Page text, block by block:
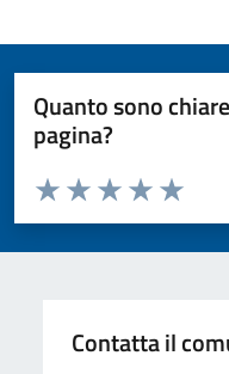
Quanto sono
pagina?
Valuta da 1 a 5 stelle la pagina
Valuta
Valuta 4
Valuta 3 stelle
Valuta 2 stelle su 5
Valuta 1 stelle su 5
Contatta il